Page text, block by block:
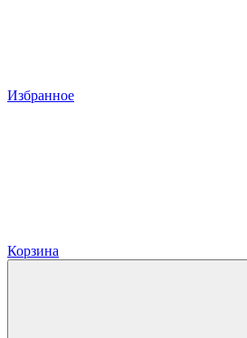
Избранное
Корзина